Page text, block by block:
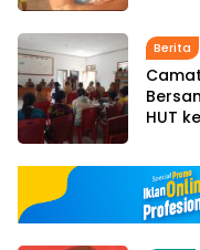
Berita
HUT